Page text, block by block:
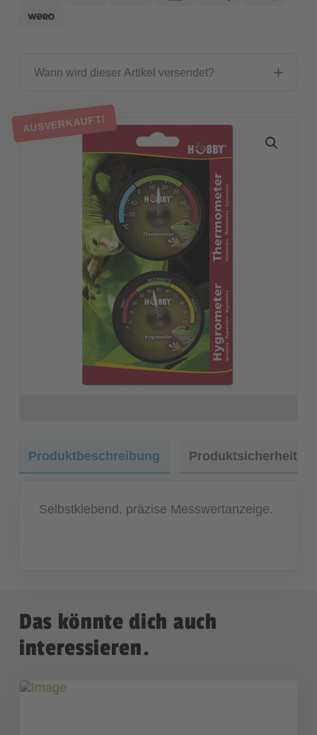
Wann wird dieser Artikel versendet?
AUSVERKAUFT!
Produktbeschreibung Produktsicherheit
Selbstklebend, präzise Messwertanzeige.
Das könnte dich auch
interessieren.